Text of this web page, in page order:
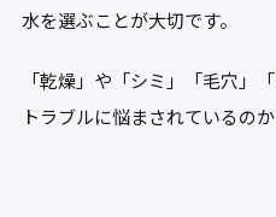
水を選ぶことが大切です。
「乾燥」や「シミ」「毛穴」
トラブルに悩まされているの